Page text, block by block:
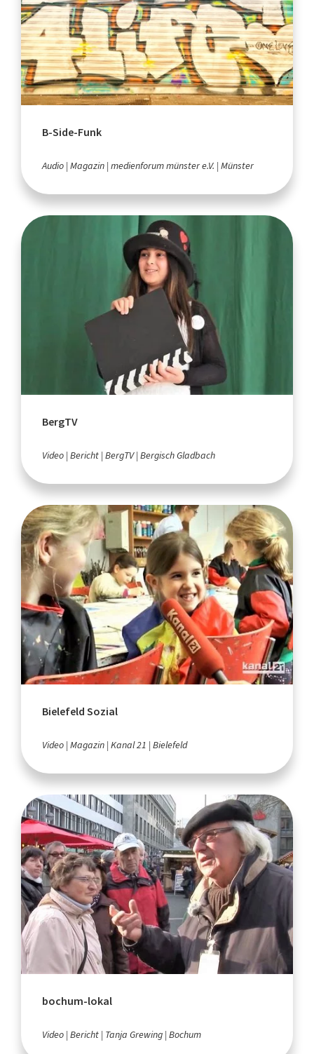
B-Side-Funk
Audio Magazin medienforum münster e.V. Münster
BergTV
Video Bericht BergTV Bergisch Gladbach
Bielefeld Sozial
Video Magazin Kanal 21 Bielefeld
bochum-lokal
Video Bericht Tanja Grewing Bochum